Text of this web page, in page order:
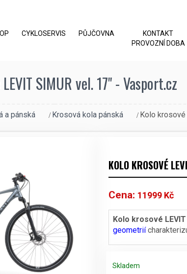
CYKLOSERVIS PŮJČOVNA
KONTAKT
PROVOZNÍ DOBA
SIMUR vel. 17" - Vasport.cz
a pánská Krosová kola pánská Kolo krosové
KOLO KROSOVÉ
Cena: 11999 Kč
Kolo krosové LEVIT
geometrií
Skladem